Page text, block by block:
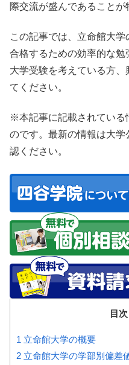
際交流が盛んであることが
この記事では、立命館大学
合格するための効率的な
大学受験を考えている方
てください。
※本記事に記載されている
のです。最新の情報は大
認ください。
目次
1 立命館大学の概要
2 立命館大学の学部別偏差